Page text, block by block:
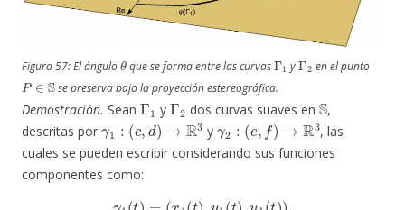
Figura 57: El ángulo
θ
que se forma entre las curvas
Γ1
y
Γ2
en el punto
P∈
se preserva bajo la proyección estereográfica.
Demostración. Sean
Γ1
y
Γ2
dos curvas suaves en
S
,
descritas por
γ 1:(c, d → R 3
y
γ2 :(e, f)→R3
, las
cuales se pueden escribir considerando sus funciones
componentes como:
t) y1( u1 t)), 2 t)= x2 (t),y